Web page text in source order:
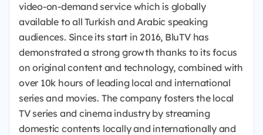
video-on-demand service which is globally
available to all Turkish and Arabic speaking
audiences. Since its start in 2016, BluTV has
demonstrated a strong growth thanks to its focus
on original content and technology, combined with
over 10k hours of leading local and international
series and movies. The company fosters the local
TV series and cinema industry by streaming
domestic contents locally and internationally and